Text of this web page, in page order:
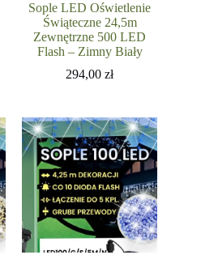
Sople LED Oświetlenie
Świąteczne 24,5m
Zewnętrzne 500 LED
Flash – Zimny Biały
294,00zł